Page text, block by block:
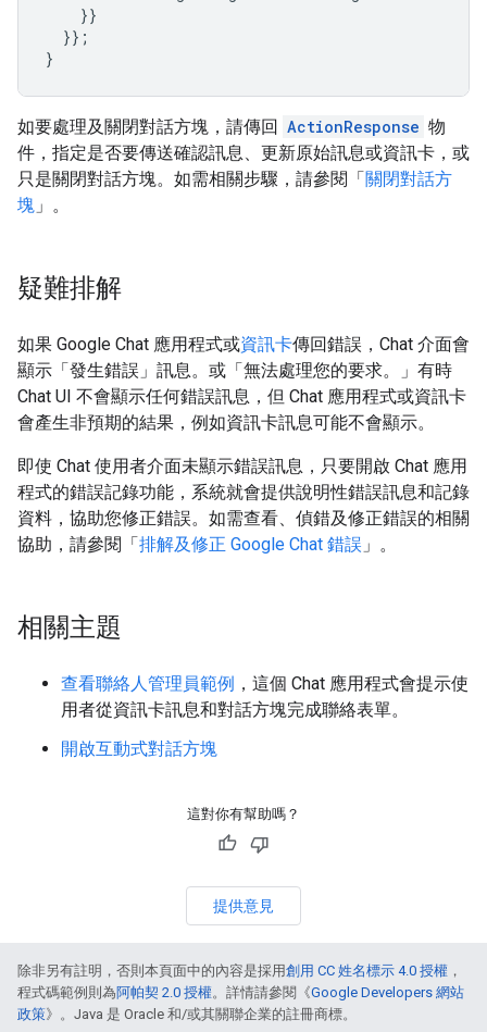
}}
}};
}
如要處理及關閉對話方塊，請傳回 ActionResponse 物
件，指定是否要傳送確認訊息、更新原始訊息或資訊卡，或
只是關閉對話方塊。如需相關步驟，請參閱「關閉對話方
塊 」。
疑難排解
如果 Google Chat 應用程式或資訊卡傳回錯誤，Chat 介面會
顯示「發生錯誤」訊息。或「無法處理您的要求。」有時
Chat UI 不會顯示任何錯誤訊息，但 Chat 應用程式或資訊卡
會產生非預期的結果，例如資訊卡訊息可能不會顯示。
即使 Chat 使用者介面未顯示錯誤訊息，只要開啟 Chat 應用
程式的錯誤記錄功能，系統就會提供說明性錯誤訊息和記錄
資料，協助您修正錯誤。如需查看、偵錯及修正錯誤的相關
協助，請參閱「排解及修正 Google Chat 錯誤 」。
相關主題
查看聯絡人管理員範例 ，這個 Chat 應用程式會提示使
用者從資訊卡訊息和對話方塊完成聯絡表單。
開啟互動式對話方塊
這對你有幫助嗎？
提供意見
除非另有註明，否則本頁面中的內容是採用創用 CC 姓名標示 4.0 授權 ，
程式碼範例則為阿帕契 2.0 授權。詳情請參閱《Google Developers 網站
政策》。Java 是 Oracle 和/或其關聯企業的註冊商標。